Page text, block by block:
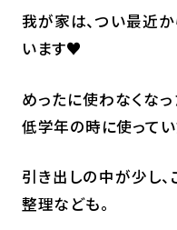
我が家は、つい最近
います♥
めったに使わなくな
低学年の時に使って
引き出しの中が少し、
整理なども。